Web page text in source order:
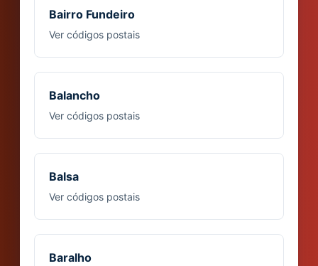
Bairro Fundeiro
Ver códigos postais
Balancho
Ver códigos postais
Balsa
Ver códigos postais
Baralho